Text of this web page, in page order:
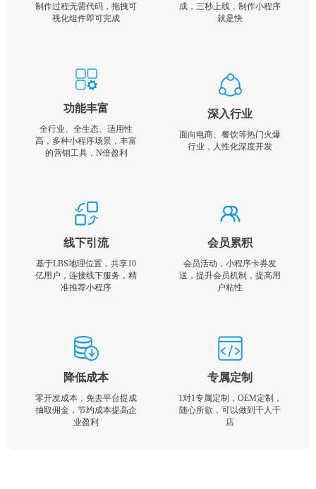
制作过程无需代码，拖拽可
视化组件即可完成
成，三秒上线，制作小程序
就是快
功能丰富
全行业、全生态、适用性
高，多种小程序场景，丰富
的营销工具，N倍盈利
深入行业
面向电商、餐饮等热门火爆
行业，人性化深度开发
线下引流
基于LBS地理位置，共享10
亿用户，连接线下服务，精
准推荐小程序
会员累积
会员活动，小程序卡券发
送，提升会员机制，提高用
户粘性
降低成本
零开发成本，免去平台提成
抽取佣金，节约成本提高企
业盈利
专属定制
1对1专属定制，OEM定制，
随心所欲，可以做到千人千
店